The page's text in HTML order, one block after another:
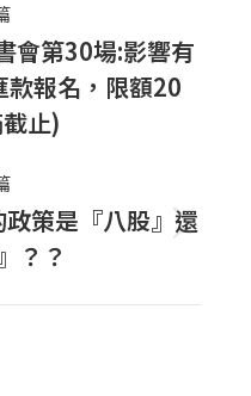
會第30場:影響有
報名，限額20
止)
策是『八股』還
？？